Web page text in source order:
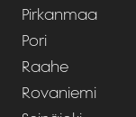
Pirkanmaa
Pori
Raahe
Rovaniemi